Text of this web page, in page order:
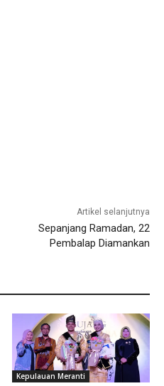
Artikel selanjutnya
Sepanjang Ramadan, 22
Pembalap Diamankan
Kepulauan Meranti